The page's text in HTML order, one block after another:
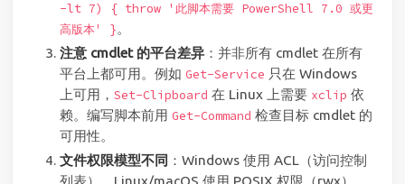
-lt 7) { throw '此脚本需要 PowerShell 7.0 或更
高版本' }。
注意 cmdlet 的平台差异：并非所有 cmdlet 在所有
平台上都可用。例如 Get-Service 只在 Windows
上可用， Set-Clipboard 在 Linux 上需要 xclip 依
赖。编写脚本前用 Get-Command 检查目标 cmdlet 的
可用性。
文件权限模型不同 ：Windows 使用 ACL（访问控制
列表），Linux/macOS 使用 POSIX 权限（rwx）。